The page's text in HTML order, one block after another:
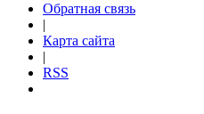
Обратная связь
|
Карта сайта
|
RSS